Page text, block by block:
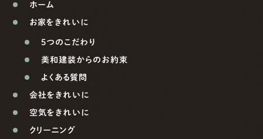
ホーム
お家をきれいに
5つのこだわり
美和建装からのお約束
よくある質問
会社をきれいに
空気をきれいに
クリーニング